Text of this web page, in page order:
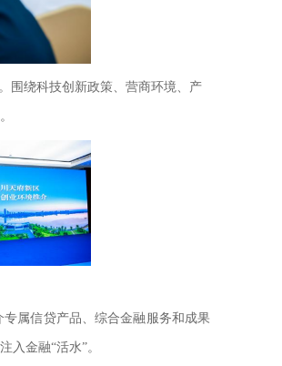
围绕科技创新政策、营商环境、产
属信贷产品、综合金融服务和成果
金融“活水”。